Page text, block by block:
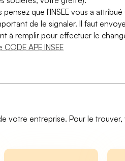
pensez que l'INSEE vous a
de le signaler. Il faut
à remplir pour effectuer le
APE INSEE
votre entreprise. Pour le trouver,